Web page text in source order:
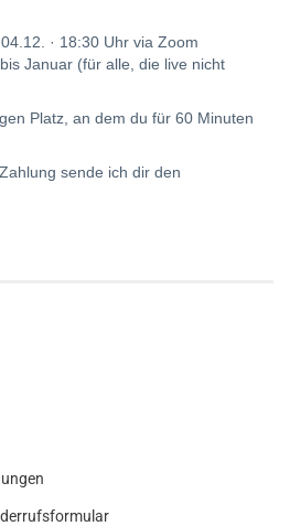
· 18:30 Uhr via Zoom
Januar (für alle, die live nicht
Platz, an dem du für 60 Minuten
sende ich dir den